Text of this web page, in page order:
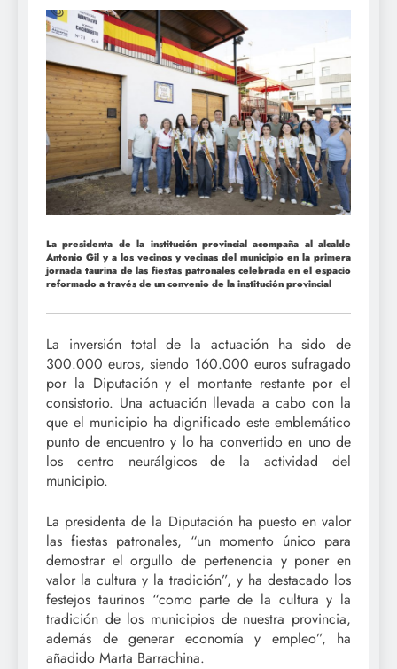
La presidenta de la institución provincial acompaña al alcalde
Antonio Gil y a los vecinos y vecinas del municipio en la primera
jornada taurina de las fiestas patronales celebrada en el espacio
reformado a través de un convenio de la institución provincial
La inversión total de la actuación ha sido de
300.000 euros, siendo 160.000 euros sufragado
por la Diputación y el montante restante por el
consistorio. Una actuación llevada a cabo con la
que el municipio ha dignificado este emblemático
punto de encuentro y lo ha convertido en uno de
los centro neurálgicos de la actividad del
municipio.
La presidenta de la Diputación ha puesto en valor
las fiestas patronales, “un momento único para
demostrar el orgullo de pertenencia y poner en
valor la cultura y la tradición”, y ha destacado los
festejos taurinos “como parte de la cultura y la
tradición de los municipios de nuestra provincia,
además de generar economía y empleo”, ha
añadido Marta Barrachina.